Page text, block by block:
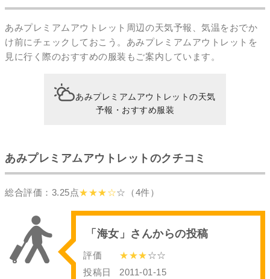
あみプレミアムアウトレット周辺の天気予報、気温をおでか
け前にチェックしておこう。あみプレミアムアウトレットを
見に行く際のおすすめの服装もご案内しています。
あみプレミアムアウトレットの天気
予報・おすすめ服装
あみプレミアムアウトレットのクチコミ
総合評価：3.25点★★★☆☆（4件）
「海女」さんからの投稿
評価 ★★★☆☆
投稿日
2011-01-15